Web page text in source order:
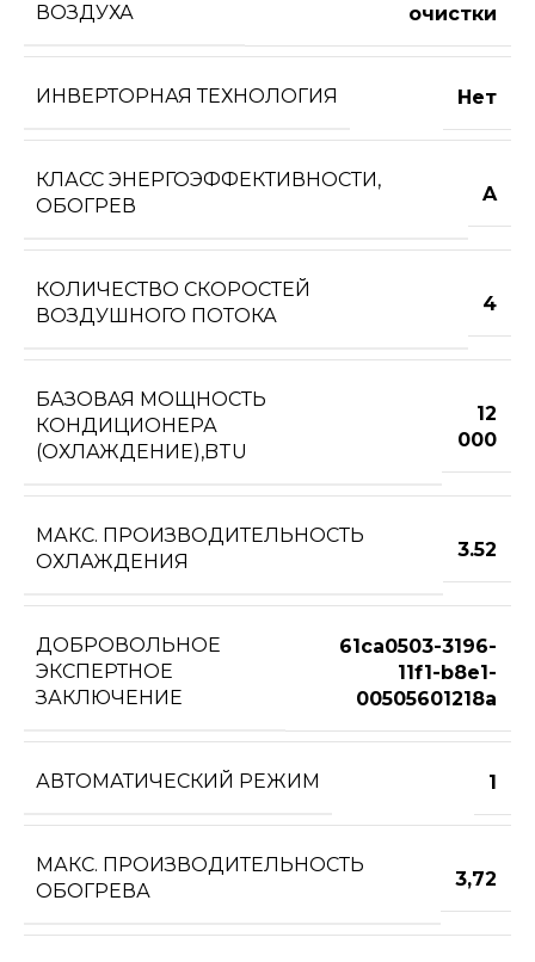
ВОЗДУХА
очистки
ИНВЕРТОРНАЯ ТЕХНОЛОГИЯ Нет
КЛАСС ЭНЕРГОЭФФЕКТИВНОСТИ,
ОБОГРЕВ
A
КОЛИЧЕСТВО СКОРОСТЕЙ
ВОЗДУШНОГО ПОТОКА
4
БАЗОВАЯ МОЩНОСТЬ
КОНДИЦИОНЕРА
(ОХЛАЖДЕНИЕ),BTU
12
000
МАКС. ПРОИЗВОДИТЕЛЬНОСТЬ
ОХЛАЖДЕНИЯ
3.52
ДОБРОВОЛЬНОЕ
ЭКСПЕРТНОЕ
ЗАКЛЮЧЕНИЕ
61ca0503-3196-
11f1-b8e1-
00505601218a
АВТОМАТИЧЕСКИЙ РЕЖИМ 1
МАКС. ПРОИЗВОДИТЕЛЬНОСТЬ
ОБОГРЕВА
3,72